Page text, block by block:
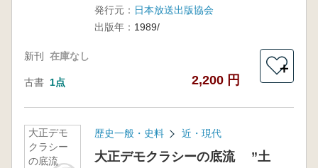
発行元： 日本放送出版協会
出版年： 1989/
新刊 在庫なし
古書 1点 2,200 円
＋
大正デモ
クラシー
の底流
歴史一般・史料 近・現代
大正デモクラシーの底流 ”土